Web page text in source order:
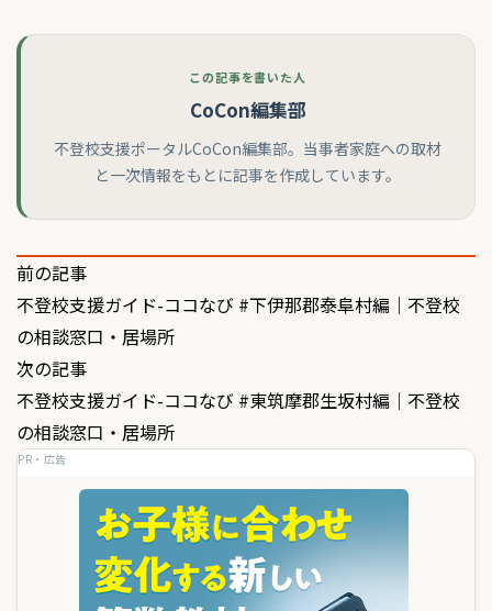
この記事を書いた人
CoCon編集部
不登校支援ポータルCoCon編集部。当事者家庭への取材
と一次情報をもとに記事を作成しています。
投
稿
ナ
ビ
ゲ
前の記事
不登校支援ガイド-ココなび #下伊那郡泰阜村編｜不登校
の相談窓口・居場所
次の記事
不登校支援ガイド-ココなび #東筑摩郡生坂村編｜不登校
の相談窓口・居場所
PR・広告